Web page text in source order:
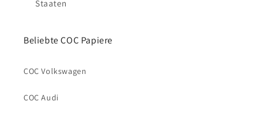
Staaten
Beliebte COC Papiere
COC Volkswagen
COC Audi